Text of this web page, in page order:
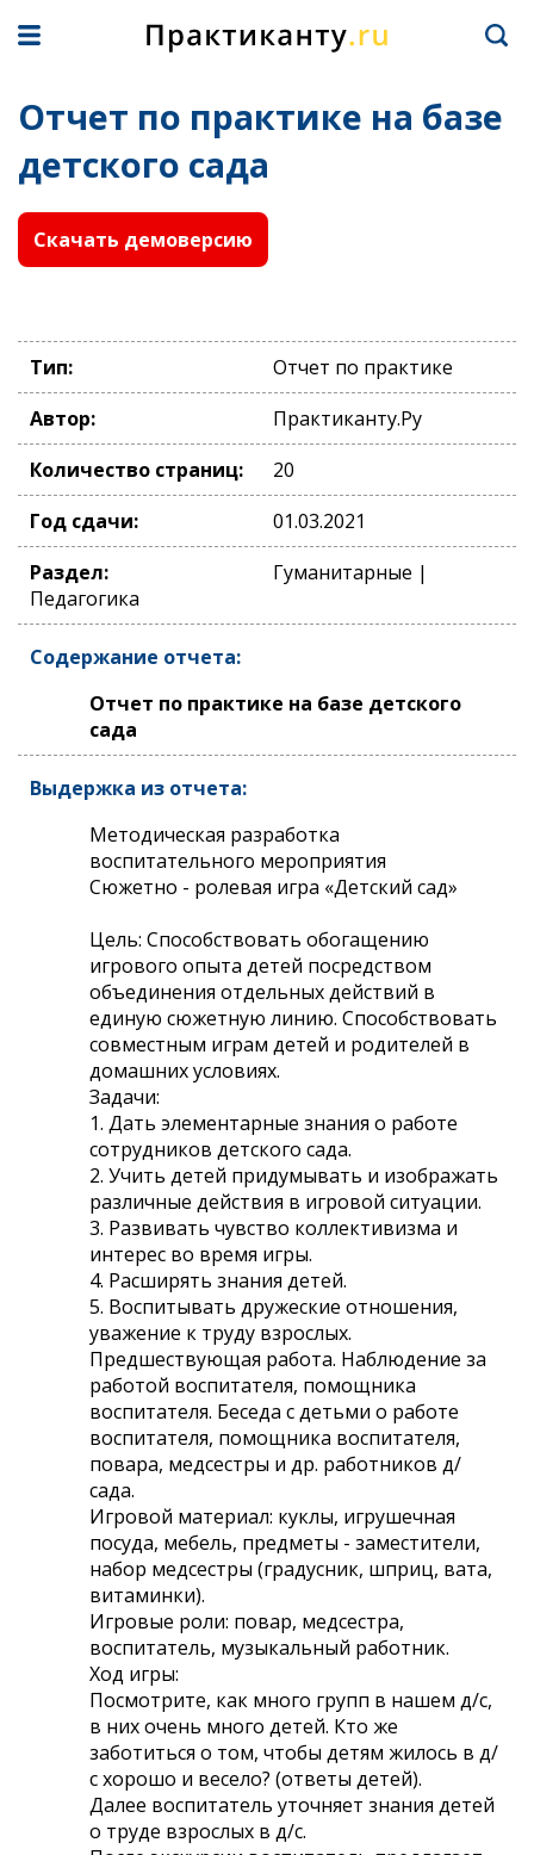
Отчет по практике на базе
детского сада
Скачать демоверсию
Тип:
Отчет по практике
Автор:
Практиканту.Ру
Количество страниц:
20
Год сдачи:
01.03.2021
Раздел:
Гуманитарные |
Педагогика
Содержание отчета:
Отчет по практике на базе детского
сада
Выдержка из отчета:
Методическая разработка
воспитательного мероприятия
Сюжетно - ролевая игра «Детский сад»
Цель: Способствовать обогащению
игрового опыта детей посредством
объединения отдельных действий в
единую сюжетную линию. Способствовать
совместным играм детей и родителей в
домашних условиях.
Задачи:
1. Дать элементарные знания о работе
сотрудников детского сада.
2. Учить детей придумывать и изображать
различные действия в игровой ситуации.
3. Развивать чувство коллективизма и
интерес во время игры.
4. Расширять знания детей.
5. Воспитывать дружеские отношения,
уважение к труду взрослых.
Предшествующая работа. Наблюдение за
работой воспитателя, помощника
воспитателя. Беседа с детьми о работе
воспитателя, помощника воспитателя,
повара, медсестры и др. работников д/
сада.
Игровой материал: куклы, игрушечная
посуда, мебель, предметы - заместители,
набор медсестры (градусник, шприц, вата,
витаминки).
Игровые роли: повар, медсестра,
воспитатель, музыкальный работник.
Ход игры:
Посмотрите, как много групп в нашем д/с,
в них очень много детей. Кто же
заботиться о том, чтобы детям жилось в д/
с хорошо и весело? (ответы детей).
Далее воспитатель уточняет знания детей
о труде взрослых в д/с.